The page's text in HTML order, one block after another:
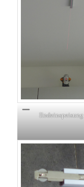
Endeinspeisung